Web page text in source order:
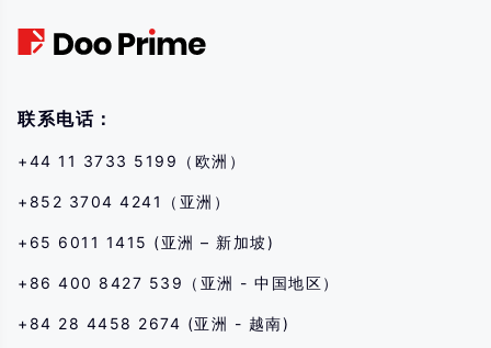
인 전문가의 조언을 구해야 합니다.
联系电话：
+44 11 3733 5199（欧洲）
+852 3704 4241（亚洲）
+65 6011 1415 (亚洲 – 新加坡)
+86 400 8427 539（亚洲 - 中国地区）
+84 28 4458 2674 (亚洲 - 越南)